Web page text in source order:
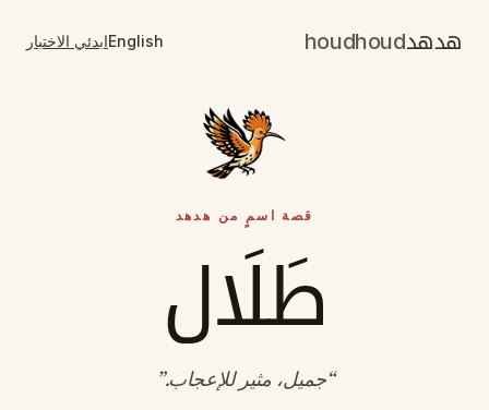
هدهدhoudhoud
Englishابدئي الاختبار
قصة اسمٍ من هدهد
طَلَال
“جميل، مثير للإعجاب.”